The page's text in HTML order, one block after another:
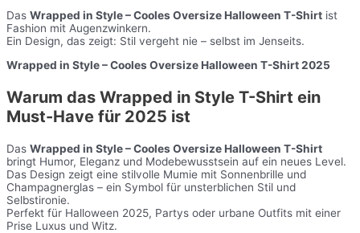
Das Wrapped in Style – Cooles Oversize Halloween T-Shirt ist
Fashion mit Augenzwinkern.
Ein Design, das zeigt: Stil vergeht nie – selbst im Jenseits.
Wrapped in Style – Cooles Oversize Halloween T-Shirt 2025
Warum das Wrapped in Style T-Shirt ein
Must-Have für 2025 ist
Das Wrapped in Style – Cooles Oversize Halloween T-Shirt
bringt Humor, Eleganz und Modebewusstsein auf ein neues Level.
Das Design zeigt eine stilvolle Mumie mit Sonnenbrille und
Champagnerglas – ein Symbol für unsterblichen Stil und
Selbstironie.
Perfekt für Halloween 2025, Partys oder urbane Outfits mit einer
Prise Luxus und Witz.